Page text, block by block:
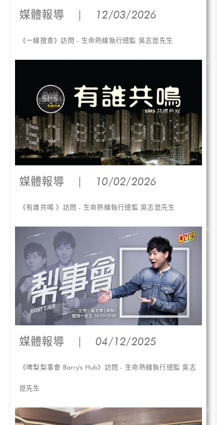
媒體報導 | 12/03/2026
《一線搜查》訪問 - 生命熱線執行總監 吳志崑先生
媒體報導 | 10/02/2026
《有誰共鳴 》訪問 - 生命熱線執行總監 吳志崑先生
媒體報導 | 04/12/2025
《啤梨梨事會 Barry's Hub》訪問 - 生命熱線執行總監 吳志
崑先生